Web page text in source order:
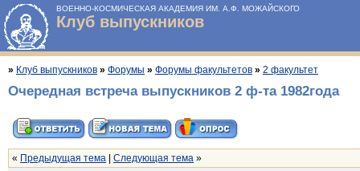
ВОЕННО-КОСМИЧЕСКАЯ АКАДЕМИЯ ИМ. А.Ф. МОЖАЙСКОГО
Клуб выпускников
» Клуб выпускников » Форумы » Форумы факультетов » 2 факультет
Очередная встреча выпускников 2 ф-та 1982года
« Предыдущая тема Следующая тема »